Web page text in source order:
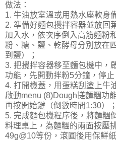
做法：
1. 牛油放室溫或用熱水座軟身
2. 準備好麵包攪拌容器並放回
加入水，依次序倒入高筋麵粉
粉、糖、鹽、乾酵母分別放在
到鹽）；
3. 把攪拌容器移至麵包機中，
功能，先開動拌粉5分鐘，停止
4. 打開機蓋，用蛋糕刮塗上牛
啟動menu (8)Dough搓麵糰功
再按開始鍵（倒數時間1:30）；
5. 完成麵包機程序後，將麵糰
料理桌上，為麵糰的兩面按壓
49g@10等份，滾圓後用保鮮